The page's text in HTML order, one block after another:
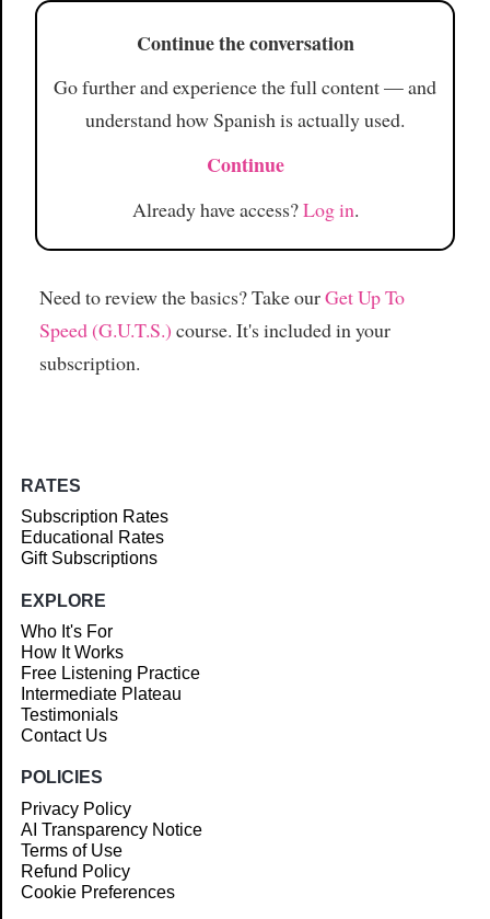
Continue the conversation
Go further and experience the full content — and
understand how Spanish is actually used.
Continue
Already have access?Log in.
Need to review the basics? Take ourGet Up To
Speed (G.U.T.S.) course. It's included in your
subscription.
RATES
Subscription Rates
Educational Rates
Gift Subscriptions
EXPLORE
Who It's For
How It Works
Free Listening Practice
Intermediate Plateau
Testimonials
Contact Us
POLICIES
Privacy Policy
AI Transparency Notice
Terms of Use
Refund Policy
Cookie Preferences